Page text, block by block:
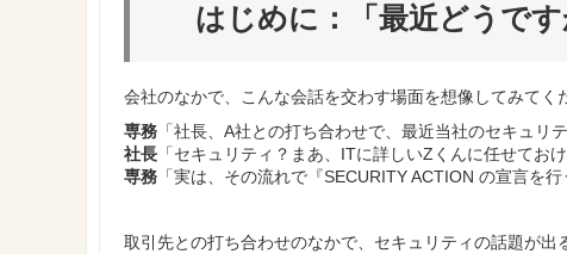
はじめに：「最近どうで
会社のなかで、こんな会話を交わす場面を想像してみてく
専務 「社長、A社との打ち合わせで、最近当社のセキュリ
社長 「セキュリティ？まあ、ITに詳しいZくんに任せてお
専務 「実は、その流れで『SECURITY ACTION の宣言を
取引先との打ち合わせのなかで、セキュリティの話題が